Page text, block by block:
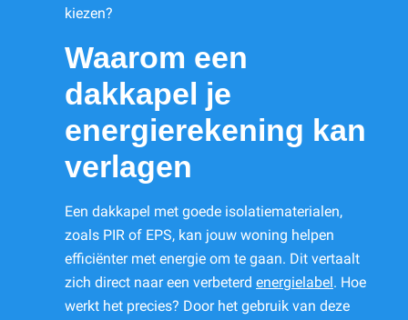
kiezen?
Waarom een
dakkapel je
energierekening kan
verlagen
Een dakkapel met goede isolatiematerialen,
zoals PIR of EPS, kan jouw woning helpen
efficiënter met energie om te gaan. Dit vertaalt
zich direct naar een verbeterd energielabel . Hoe
werkt het precies? Door het gebruik van deze